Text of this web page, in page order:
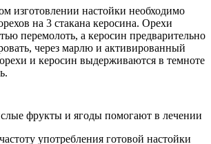
изготовлении настойки необходимо
на 3 стакана керосина. Орехи
перемолоть, а керосин предварительно
через марлю и активированный
и керосин выдерживаются в темноте
фрукты и ягоды помогают в лечении
употребления готовой настойки